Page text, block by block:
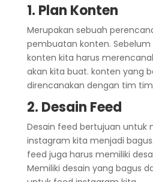
1. Plan Konten
Merupakan sebuah
pembuatan konten.
konten kita harus
akan kita buat. konten yang
direncanakan dengan tim
2. Desain Feed
Desain feed bertujuan
instagram kita menjadi
feed juga harus memiliki
Memiliki desain yang bagus